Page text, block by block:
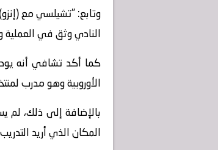
وتابع: "تشيلسي مع
النادي وثق في العملية
كما أكد تشافي أنه
الأوروبية وهو مدرب
بالإضافة إلى ذلك،
المكان الذي أريد